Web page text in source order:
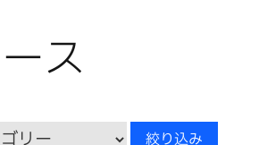
ス
キ
絞り込み